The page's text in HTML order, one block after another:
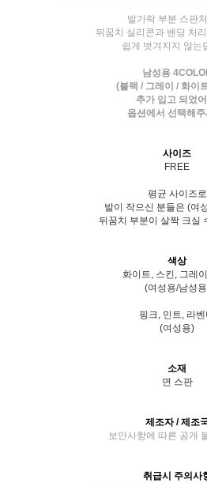
발가락 부분 스판
뒤꿈치 실리콘과 밴딩 처
쉽게 벗겨지지 않는
남성용
(블랙 / 그레이 / 화이
추가 입고 되었
옵션에서 선택해
사이즈
FREE
평균 사이즈로
발이 작으신 분들은 (여
뒤꿈치 부분이 살짝 크실
색상
화이트, 스킨, 그레
(여성용/남성
핑크, 민트, 라벤
(여성용)
소재
면 스판
제조자 / 제조
보안사항에 따른 공개
취급시 주의사